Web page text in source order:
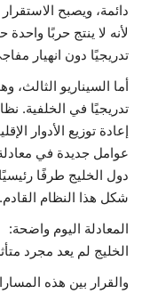
دائمة، ويصبح
لأنه لا ينتج حربًا
تدريجيًا دون انهيار
أما السيناريو الثالث،
تدريجيًا في الخلفية.
إعادة توزيع الأدوار
عوامل جديدة في
دول الخليج طرفًا
شكل هذا النظام القادم.
المعادلة اليوم واضحة:
الخليج لم يعد مجرد
والقرار بين هذه